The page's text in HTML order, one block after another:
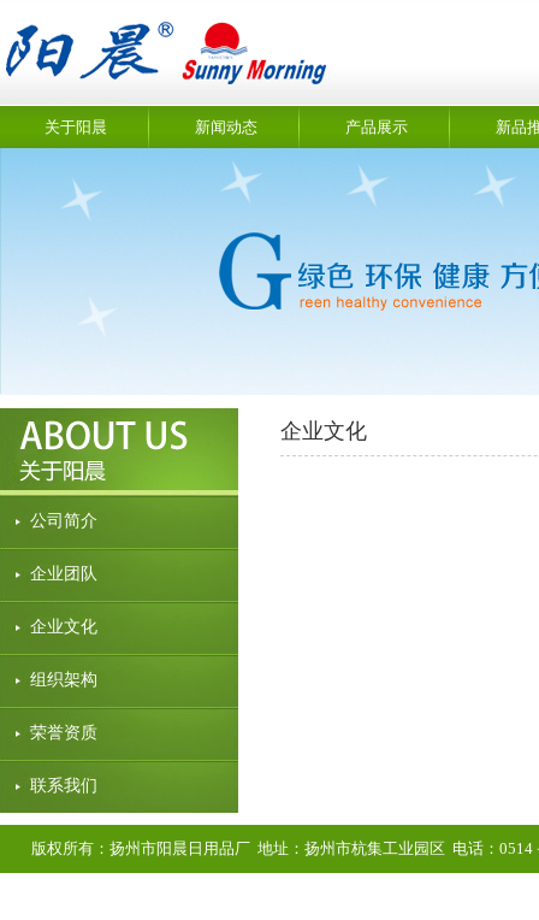
关于阳晨 新闻动态 产品展示 新品
公司简介
企业团队
企业文化
组织架构
荣誉资质
联系我们
企业文化
版权所有：扬州市阳晨日用品厂 地址：扬州市杭集工业园区 电话：